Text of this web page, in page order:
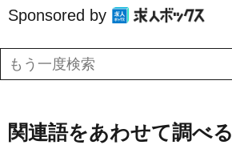
Sponsored by
関連語をあわせて調べる